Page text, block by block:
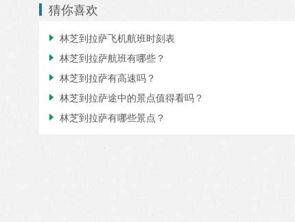
猜你喜欢
 林芝到拉萨飞机航班时刻表
 林芝到拉萨航班有哪些？
 林芝到拉萨有高速吗？
 林芝到拉萨途中的景点值得看吗？
 林芝到拉萨有哪些景点？